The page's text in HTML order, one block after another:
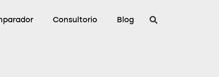
Consultorio Blog